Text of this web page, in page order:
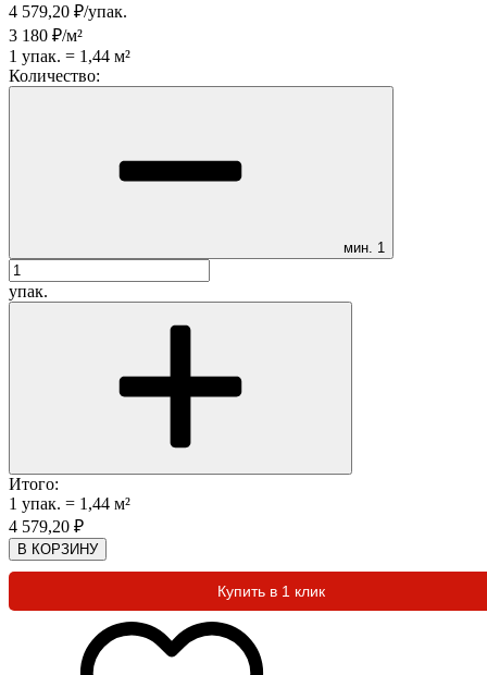
4 579,20 ₽/упак.
3 180 ₽/м²
1 упак. = 1,44 м²
Количество:
мин. 1
упак.
Итого:
1 упак. = 1,44 м²
4 579,20 ₽
В КОРЗИНУ
Купить в 1 клик